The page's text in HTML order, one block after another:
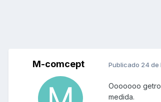
M-comcept Publicado 24 de
Ooooooo
medida.